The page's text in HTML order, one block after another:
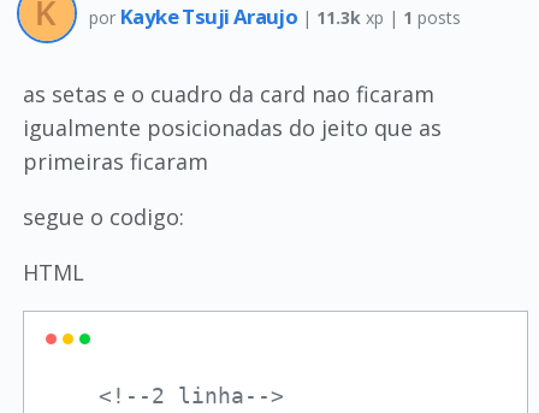
por Kayke Tsuji Araujo | 11.3k xp | 1 posts
as setas e o cuadro da card nao ficaram
igualmente posicionadas do jeito que as
primeiras ficaram
segue o codigo:
HTML
<!--2 linha-->